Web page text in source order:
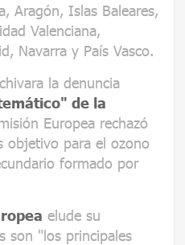
Aragón, Islas Baleares,
Valenciana,
Navarra y País Vasco.
la denuncia
de la
Europea rechazó
objetivo para el ozono
formado por
elude su
son "los principales